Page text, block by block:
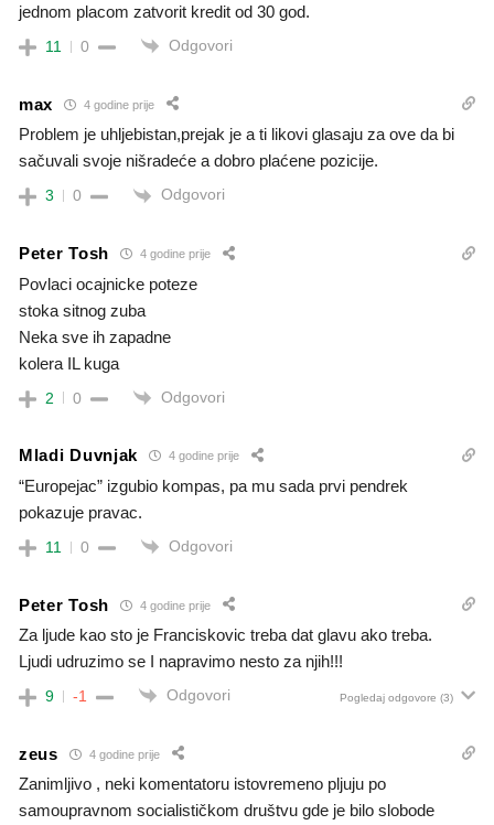
jednom placom zatvorit kredit od 30 god.
11 0 Odgovori
max 4 godine prije
Problem je uhljebistan,prejak je a ti likovi glasaju za ove da bi
sačuvali svoje nišradeće a dobro plaćene pozicije.
3 0 Odgovori
Peter Tosh 4 godine prije
Povlaci ocajnicke poteze
stoka sitnog zuba
Neka sve ih zapadne
kolera IL kuga
2 0 Odgovori
Mladi Duvnjak 4 godine prije
“Europejac” izgubio kompas, pa mu sada prvi pendrek
pokazuje pravac.
11 0 Odgovori
Peter Tosh 4 godine prije
Za ljude kao sto je Franciskovic treba dat glavu ako treba.
Ljudi udruzimo se I napravimo nesto za njih!!!
9 -1 Odgovori Pogledaj odgovore (3)
zeus 4 godine prije
Zanimljivo , neki komentatoru istovremeno pljuju po
samoupravnom socialističkom društvu gde je bilo slobode